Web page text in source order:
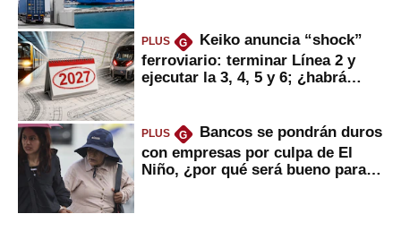
PLUS G
Keiko anuncia “shock”
ferroviario: terminar Línea 2 y
ejecutar la 3, 4, 5 y 6; ¿habrá
PLUS G
Bancos se pondrán duros
con empresas por culpa de El
Niño, ¿por qué será bueno para